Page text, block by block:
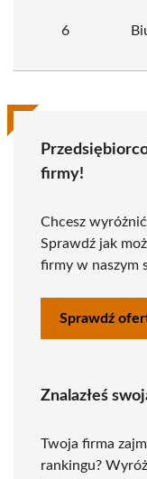
6
firmy!
Chcesz
Sprawdź jak
firmy w naszym
Sprawdź
Znalazłeś
Twoja firma
rankingu?